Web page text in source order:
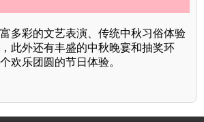
多彩的文艺表演、传统中秋习俗体验
此外还有丰盛的中秋晚宴和抽奖环
欢乐团圆的节日体验。